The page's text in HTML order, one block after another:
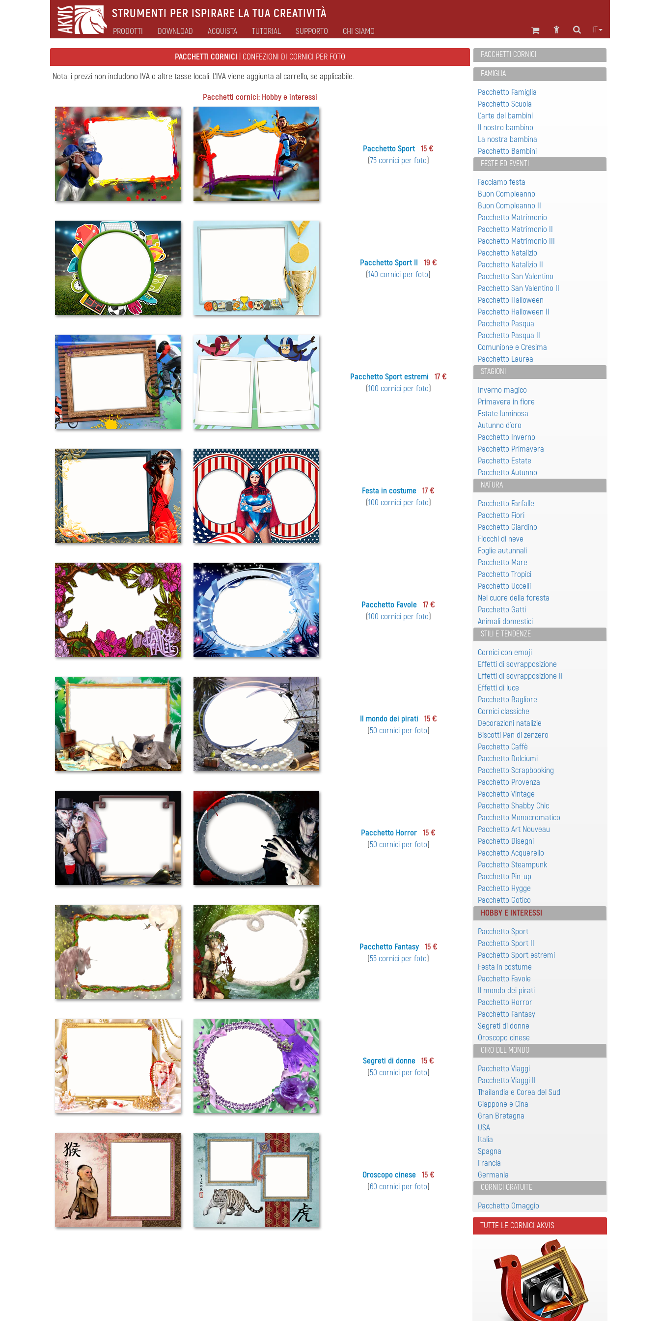
STRUMENTI PER ISPIRARE LA TUA CREATIVITÀ
IT
PRODOTTI DOWNLOAD ACQUISTA TUTORIAL SUPPORTO CHI SIAMO
PACCHETTI CORNICI | CONFEZIONI DI CORNICI PER FOTO
Nota: i prezzi non includono IVA o altre tasse locali. L'IVA viene aggiunta al carrello, se applicabile.
Pacchetti cornici: Hobby e interessi
Pacchetto Sport 15 €
(75 cornici per foto)
Pacchetto Sport II
19 €
(140 cornici per foto)
Pacchetto Sport estremi
17 €
(100 cornici per foto)
Festa in costume 17 €
(100 cornici per foto)
Pacchetto Favole 17 €
(100 cornici per foto)
Il mondo dei pirati
15 €
(50 cornici per foto)
Pacchetto Horror 15 €
(50 cornici per foto)
Pacchetto Fantasy 15 €
(55 cornici per foto)
Segreti di donne 15 €
(50 cornici per foto)
Oroscopo cinese 15 €
(60 cornici per foto)
PACCHETTI CORNICI
FAMIGLIA
Pacchetto Famiglia
Pacchetto Scuola
L'arte dei bambini
Il nostro bambino
La nostra bambina
Pacchetto Bambini
FESTE ED EVENTI
Facciamo festa
Buon Compleanno
Buon Compleanno II
Pacchetto Matrimonio
Pacchetto Matrimonio II
Pacchetto Matrimonio III
Pacchetto Natalizio
Pacchetto Natalizio II
Pacchetto San Valentino
Pacchetto San Valentino II
Pacchetto Halloween
Pacchetto Halloween II
Pacchetto Pasqua
Pacchetto Pasqua II
Comunione e Cresima
Pacchetto Laurea
STAGIONI
Inverno magico
Primavera in fiore
Estate luminosa
Autunno d'oro
Pacchetto Inverno
Pacchetto Primavera
Pacchetto Estate
Pacchetto Autunno
NATURA
Pacchetto Farfalle
Pacchetto Fiori
Pacchetto Giardino
Fiocchi di neve
Foglie autunnali
Pacchetto Mare
Pacchetto Tropici
Pacchetto Uccelli
Nel cuore della foresta
Pacchetto Gatti
Animali domestici
STILI E TENDENZE
Cornici con emoji
Effetti di sovrapposizione
Effetti di sovrapposizione II
Effetti di luce
Pacchetto Bagliore
Cornici classiche
Decorazioni natalizie
Biscotti Pan di zenzero
Pacchetto Caffè
Pacchetto Dolciumi
Pacchetto Scrapbooking
Pacchetto Provenza
Pacchetto Vintage
Pacchetto Shabby Chic
Pacchetto Monocromatico
Pacchetto Art Nouveau
Pacchetto Disegni
Pacchetto Acquerello
Pacchetto Steampunk
Pacchetto Pin-up
Pacchetto Hygge
Pacchetto Gotico
HOBBY E INTERESSI
Pacchetto Sport
Pacchetto Sport II
Pacchetto Sport estremi
Festa in costume
Pacchetto Favole
Il mondo dei pirati
Pacchetto Horror
Pacchetto Fantasy
Segreti di donne
Oroscopo cinese
GIRO DEL MONDO
Pacchetto Viaggi
Pacchetto Viaggi II
Thailandia e Corea del Sud
Giappone e Cina
Gran Bretagna
USA
Italia
Spagna
Francia
Germania
CORNICI GRATUITE
Pacchetto Omaggio
TUTTE LE CORNICI AKVIS